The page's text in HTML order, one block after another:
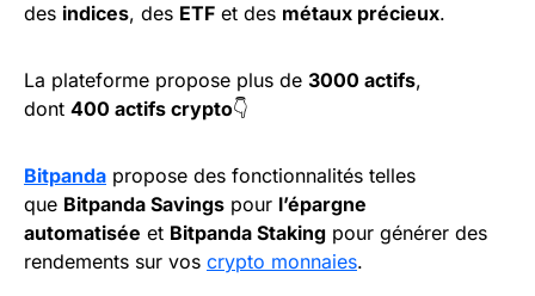
des indices, des ETF et des métaux précieux.
La plateforme propose plus de 3000 actifs,
dont 400 actifs crypto👇
Bitpanda propose des fonctionnalités telles
que Bitpanda Savings pour l’épargne
automatisée et Bitpanda Staking pour générer des
rendements sur vos crypto monnaies.